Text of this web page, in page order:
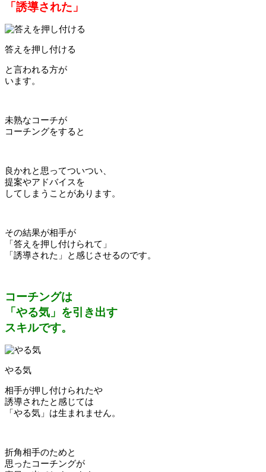
「誘導された」
答えを押し付ける
と言われる方が
います。
未熟なコーチが
コーチングをすると
良かれと思ってついつい、
提案やアドバイスを
してしまうことがあります。
その結果が相手が
「答えを押し付けられて」
「誘導された」と感じさせるのです。
コーチングは
「やる気」を引き出す
スキルです。
やる気
相手が押し付けられたや
誘導されたと感じては
「やる気」は生まれません。
折角相手のためと
思ったコーチングが